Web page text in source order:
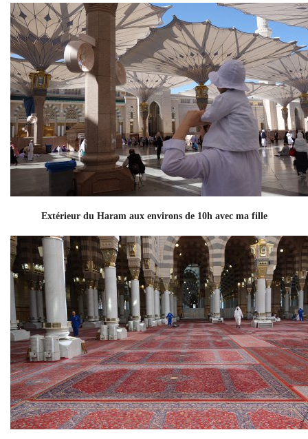
Extérieur du Haram aux environs de 10h avec ma fille